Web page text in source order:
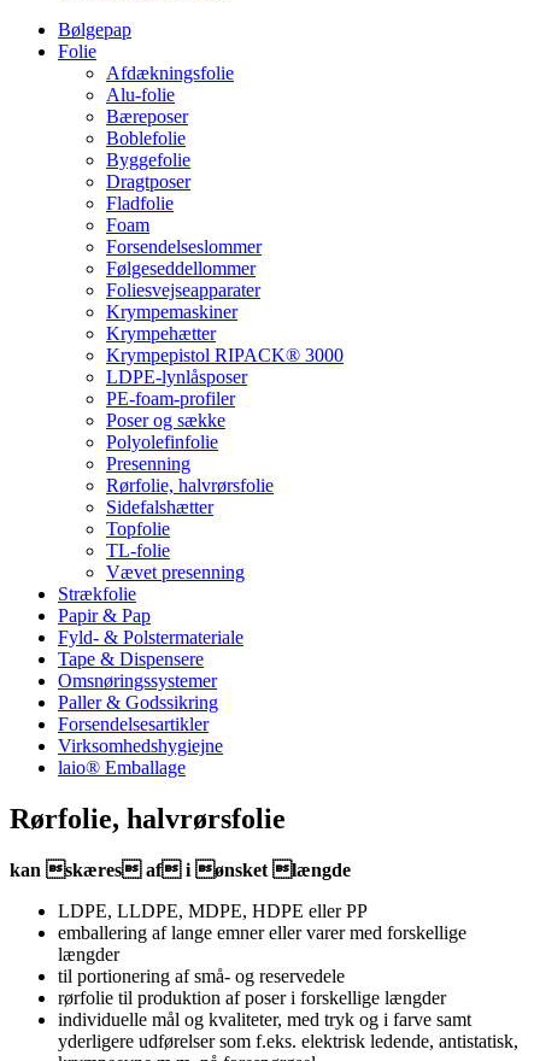
Bølgepap
Folie
Afdækningsfolie
Alu-folie
Bæreposer
Boblefolie
Byggefolie
Dragtposer
Fladfolie
Foam
Forsendelseslommer
Følgeseddellommer
Foliesvejseapparater
Krympemaskiner
Krympehætter
Krympepistol RIPACK® 3000
LDPE-lynlåsposer
PE-foam-profiler
Poser og sække
Polyolefinfolie
Presenning
Rørfolie, halvrørsfolie
Sidefalshætter
Topfolie
TL-folie
Vævet presenning
Strækfolie
Papir & Pap
Fyld- & Polstermateriale
Tape & Dispensere
Omsnøringssystemer
Paller & Godssikring
Forsendelsesartikler
Virksomhedshygiejne
laio® Emballage
Rørfolie, halvrørsfolie
kan skæres af i ønsket længde
LDPE, LLDPE, MDPE, HDPE eller PP
emballering af lange emner eller varer med forskellige
længder
til portionering af små- og reservedele
rørfolie til produktion af poser i forskellige længder
individuelle mål og kvaliteter, med tryk og i farve samt
yderligere udførelser som f.eks. elektrisk ledende, antistatisk,